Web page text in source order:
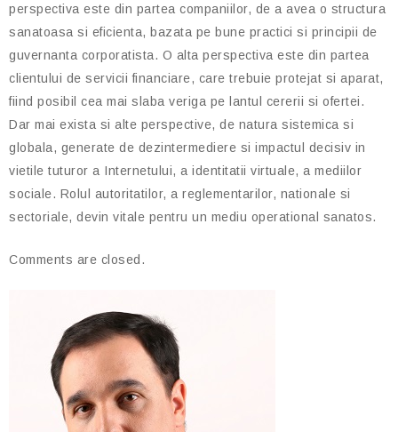
perspectiva este din partea companiilor, de a avea o structura
sanatoasa si eficienta, bazata pe bune practici si principii de
guvernanta corporatista. O alta perspectiva este din partea
clientului de servicii financiare, care trebuie protejat si aparat,
fiind posibil cea mai slaba veriga pe lantul cererii si ofertei.
Dar mai exista si alte perspective, de natura sistemica si
globala, generate de dezintermediere si impactul decisiv in
vietile tuturor a Internetului, a identitatii virtuale, a mediilor
sociale. Rolul autoritatilor, a reglementarilor, nationale si
sectoriale, devin vitale pentru un mediu operational sanatos.
Comments are closed.